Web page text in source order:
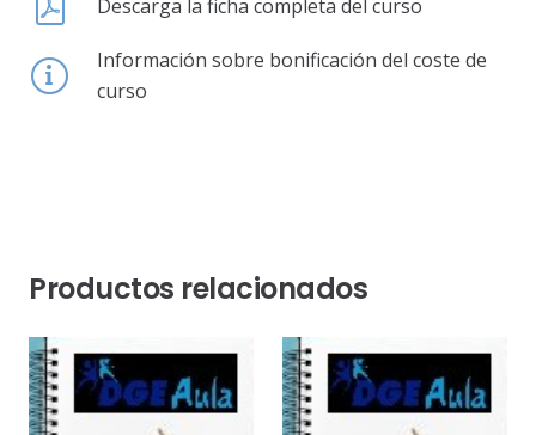
Descarga la ficha completa del curso
Información sobre bonificación del coste de
curso
Productos relacionados